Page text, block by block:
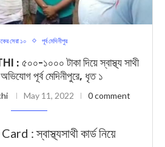
সেরা ১০ পূর্ব মেদিনীপুর
৫০০-১০০০ টাকা দিয়ে স্বাস্থ্য সাথী
অভিযোগ পূর্ব মেদিনীপুরে, ধৃত ১
May 11, 2022 0 comment
: স্বাস্থ্যসাথী কার্ড নিয়ে